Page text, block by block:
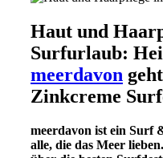
Haut und
Surfurlaub:
meerdavon
Zinkcreme
meerdavon ist ein Surf
alle, die das Meer